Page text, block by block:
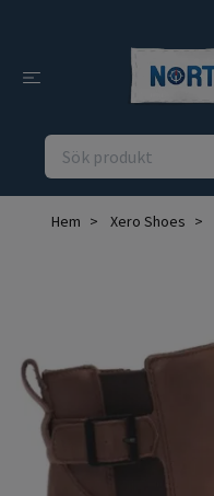
Hem Xero Shoes